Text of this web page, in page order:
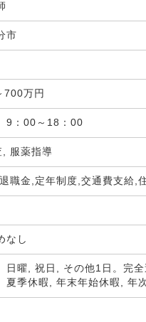
市
700万円
9：00～18：00
服薬指導
職金,定年制度,交通費支給,
なし
日曜, 祝日, その他1日。完全
夏季休暇, 年末年始休暇, 年